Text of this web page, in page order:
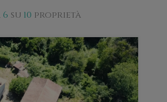
6 su 10 proprietà